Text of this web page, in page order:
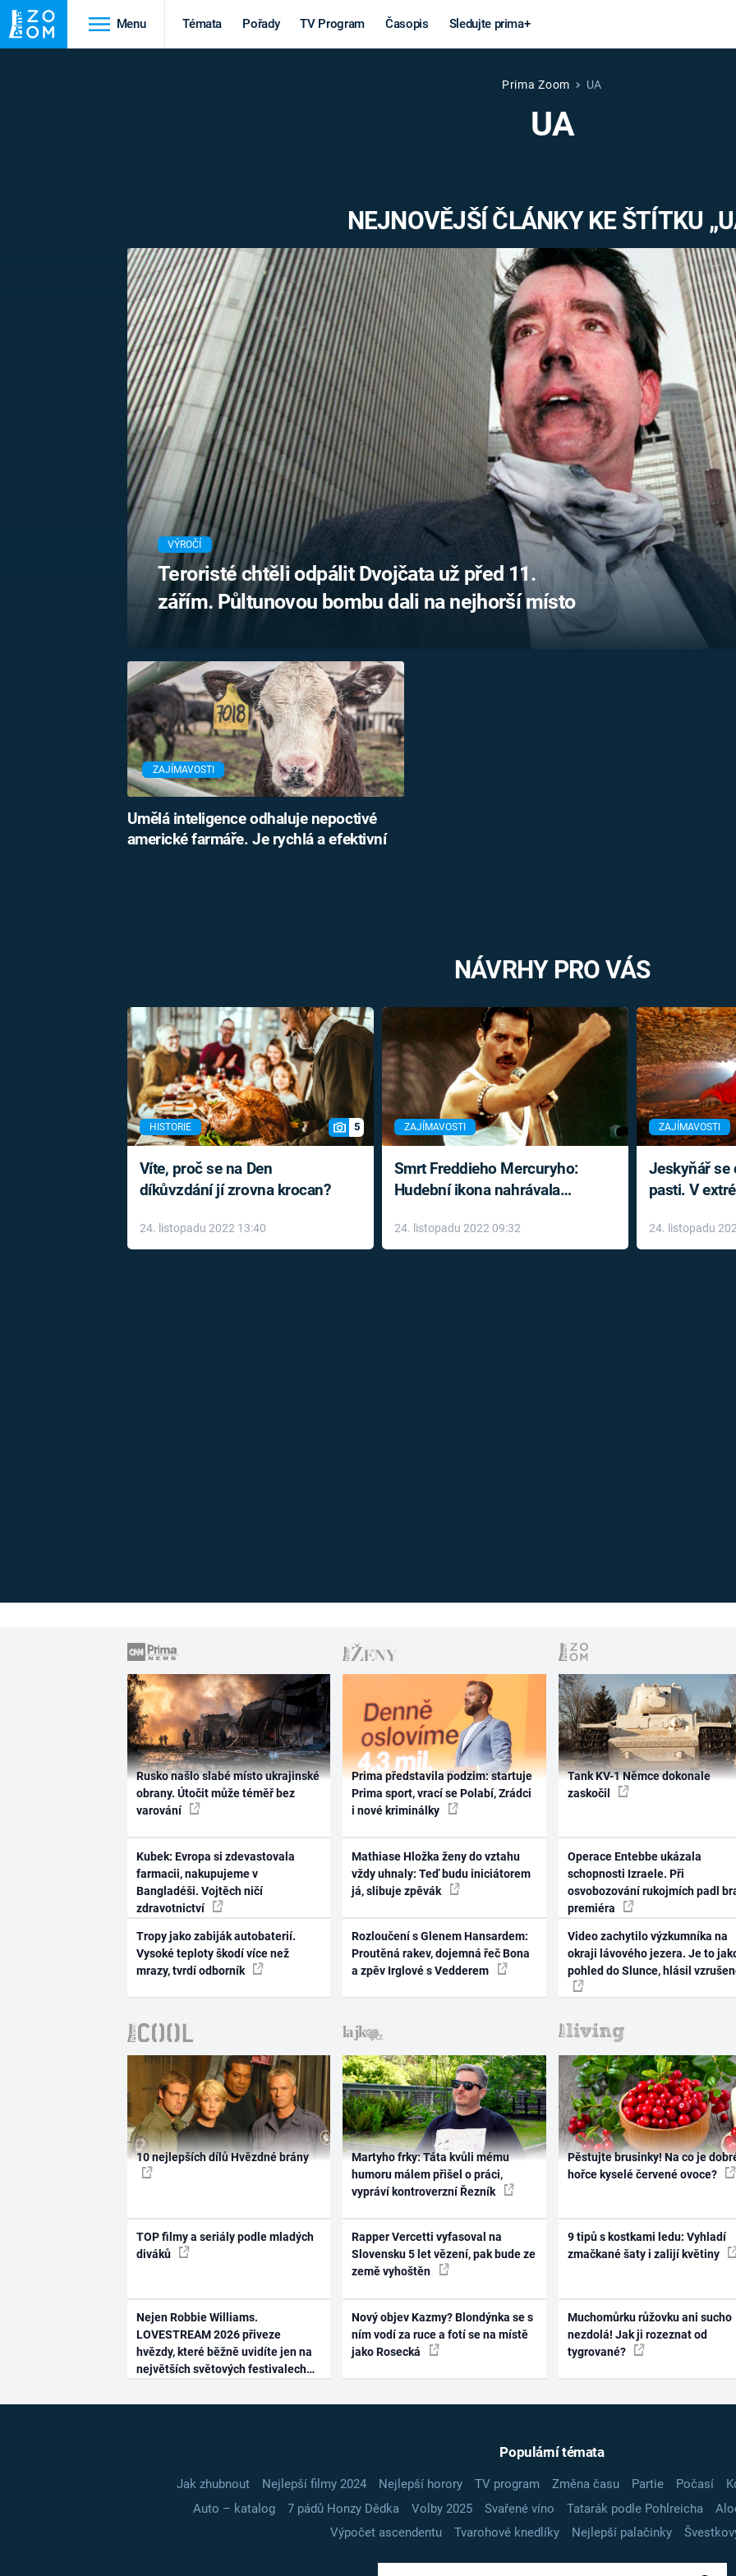
Menu Témata Pořady TV Program Časopis Sledujte prima+
STAROVĚKÝ EGYPT MARS
VÁLEČNÉ
světová válka
PRVNÍ SVĚTOVÁ
Výročí
MARIE TEREZIE
NAPOLEON
BONAPARTE
BRITSKÁ
KRÁLOVSKÁ
RODINA
Záhady a
konspirace
UFO A
MIMOZEMŠŤANÉ
UTAJENÉ PŘÍBĚHY
ČESKÝCH DĚJIN
ALTERNATIVNÍ
HISTORIE
FILMY
REALITA
HORORY
REALITA
OPTICKÉ
KLAMY
Prima Zoom UA
UA
NEJNOVĚJŠÍ ČLÁNKY KE ŠTÍTKU
VÝROČÍ
Teroristé chtěli odpálit Dvojčata už před 11.
zářím. Půltunovou bombu dali na nejhorší místo
ZAJÍMAVOSTI
Umělá inteligence odhaluje nepoctivé
americké farmáře. Je rychlá a efektivní
NÁVRHY PRO VÁS
HISTORIE 5
Víte, proč se na Den
díkůvzdání jí zrovna krocan?
24. listopadu 2022 13:40
ZAJÍMAVOSTI
Smrt Freddieho Mercuryho:
Hudební ikona nahrávala
léky
24. listopadu 2022 09:32
ZAJÍMAVOSTI
Jeskyňář se
pasti. V
24. listopadu
Rusko našlo slabé místo ukrajinské
obrany. Útočit může téměř bez
varování
Kubek: Evropa si zdevastovala
farmacii, nakupujeme v
Bangladéši. Vojtěch ničí
zdravotnictví
Tropy jako zabiják autobaterií.
Vysoké teploty škodí více než
mrazy, tvrdí odborník
Prima představila podzim: startuje
Prima sport, vrací se Polabí, Zrádci
i nové kriminálky
Mathiase Hložka ženy do vztahu
vždy uhnaly: Teď budu iniciátorem
já, slibuje zpěvák
Rozloučení s Glenem Hansardem:
Proutěná rakev, dojemná řeč Bona
a zpěv Irglové s Vedderem
Tank KV-1 Němce dokonale
zaskočil
Operace Entebbe ukázala
schopnosti Izraele. Při
osvobozování rukojmích padl
premiéra
Video zachytilo výzkumníka na
okraji lávového jezera. Je to
pohled do Slunce, hlásil
10 nejlepších dílů Hvězdné brány
TOP filmy a seriály podle mladých
diváků
Nejen Robbie Williams.
LOVESTREAM 2026 přiveze
hvězdy, které běžně uvidíte jen na
největších světových festivalech
Martyho frky: Táta kvůli mému
humoru málem přišel o práci,
vypráví kontroverzní Řezník
Rapper Vercetti vyfasoval na
Slovensku 5 let vězení, pak bude ze
země vyhoštěn
Nový objev Kazmy? Blondýnka se s
ním vodí za ruce a fotí se na místě
jako Rosecká
Pěstujte brusinky! Na co je
hořce kyselé červené ovoce?
9 tipů s kostkami ledu: Vyhladí
zmačkané šaty i zalijí květiny
Muchomůrku růžovku ani sucho
nezdolá! Jak ji rozeznat od
tygrované?
Populární témata
Jak zhubnout Nejlepší filmy 2024 Nejlepší horory TV program Změna času Partie Počasí
Auto – katalog
7 pádů Honzy Dědka Volby 2025 Svařené víno Tatarák podle Pohlreicha
Výpočet ascendentu
Tvarohové knedlíky Nejlepší palačinky